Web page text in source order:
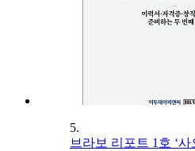
5.
브라보 리포트 1호 ‘